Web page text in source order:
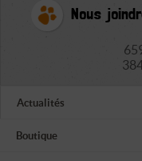
Nous
Actualités
Boutique